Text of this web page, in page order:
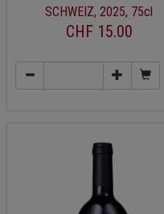
SCHWEIZ, 2025, 75cl
CHF 15.00